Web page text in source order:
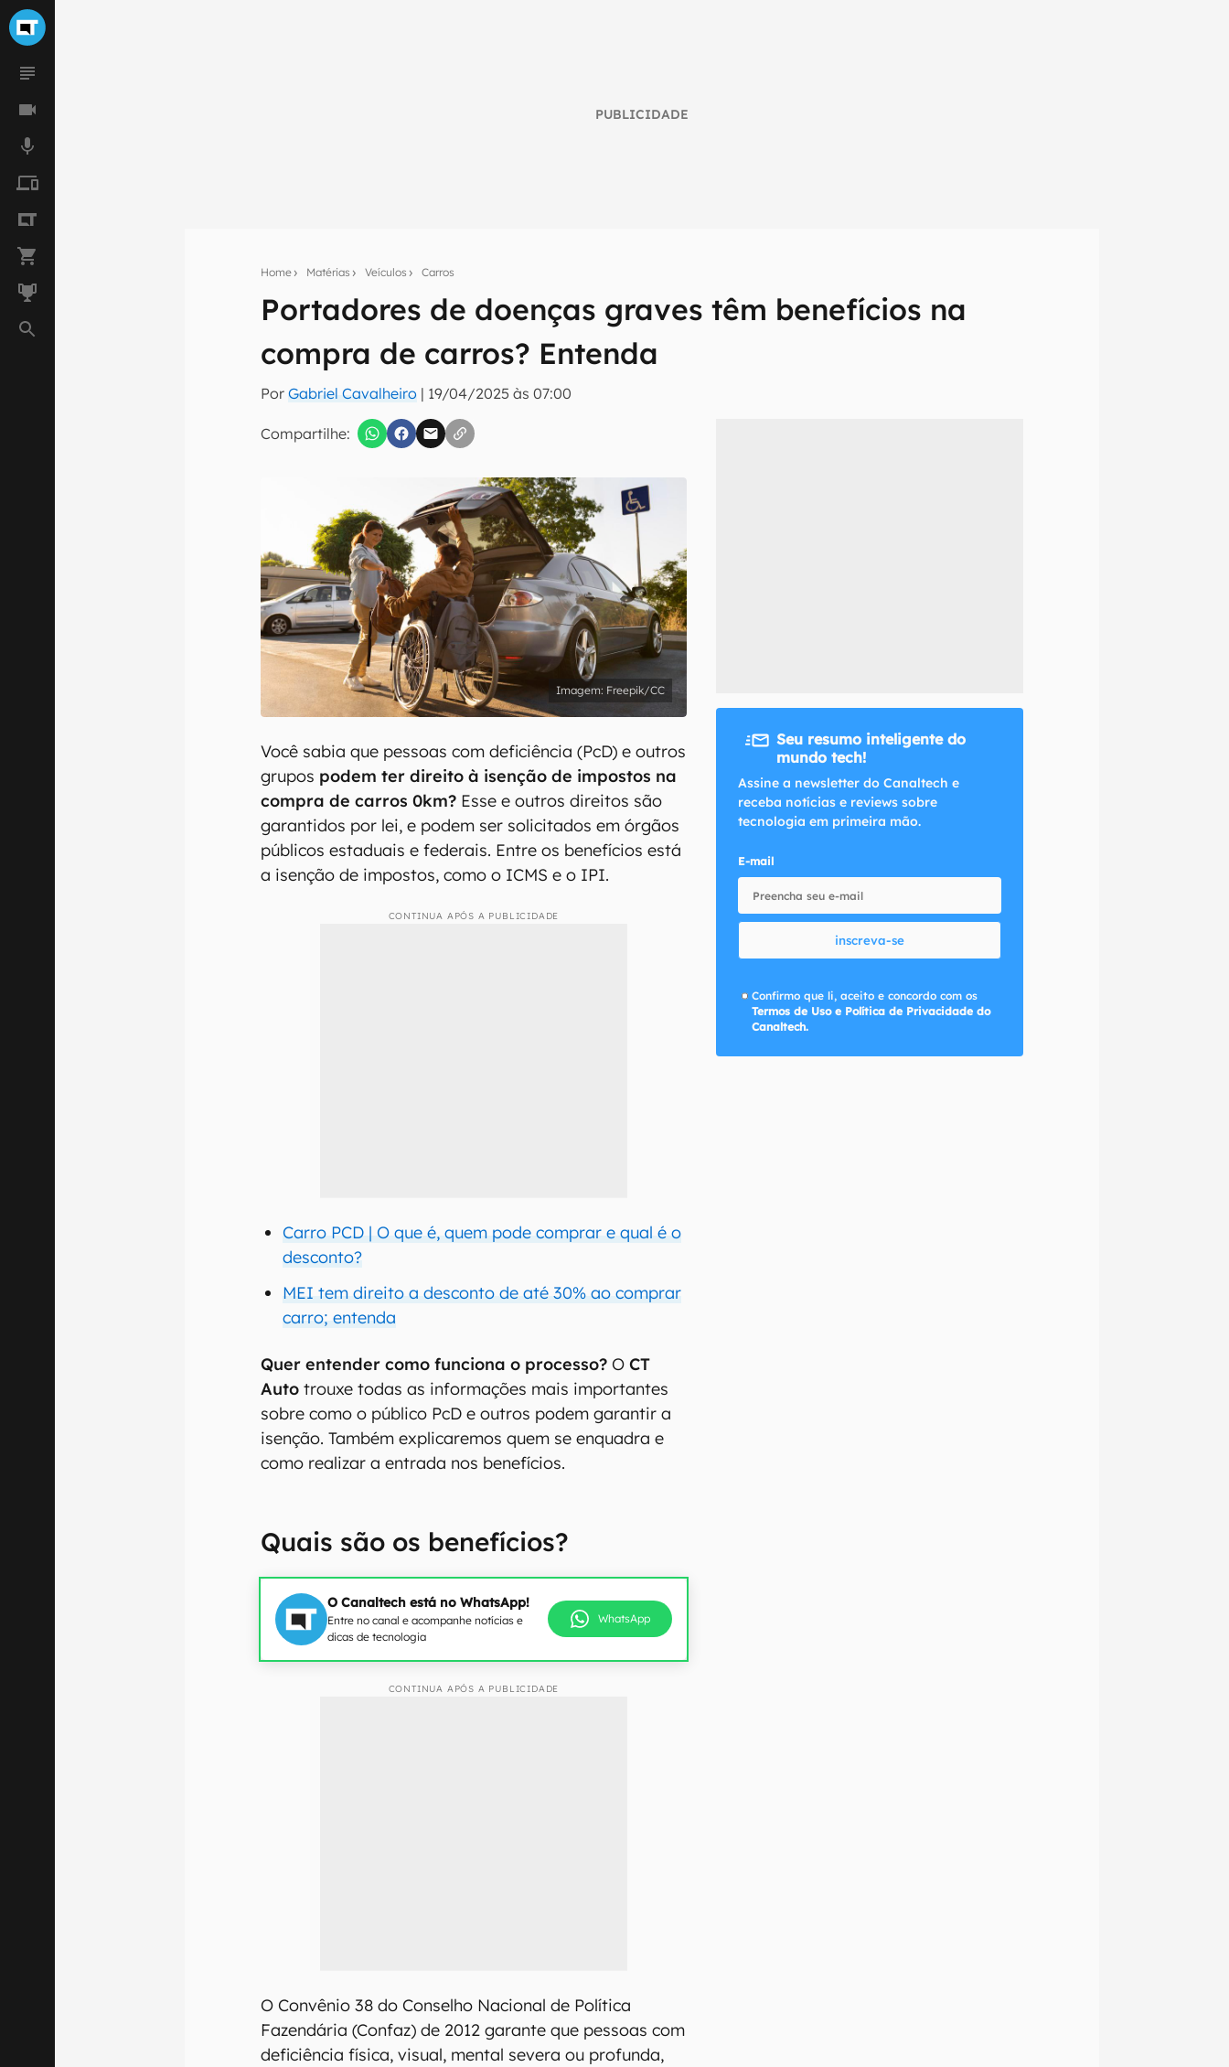
PUBLICIDADE
Home Matérias Veículos Carros
Portadores de doenças graves têm benefícios na
compra de carros? Entenda
PorGabriel Cavalheiro | 19/04/2025 às 07:00
Compartilhe:
Seu resumo inteligente do mundo tech!
Assine a newsletter do Canaltech e receba notícias e reviews sobre tecnologia em primeira
inscreva-se
Confirmo que li, aceito e concordo com os Termos de Uso e Política de Privacidade do Canaltech.
Freepik/CC
Você sabia que pessoas com deficiência (PcD) e outros
grupos podem ter direito à isenção de impostos na
compra de carros 0km? Esse e outros direitos são
garantidos por lei, e podem ser solicitados em órgãos
públicos estaduais e federais. Entre os benefícios está
a isenção de impostos, como o ICMS e o IPI.
CONTINUA APÓS A PUBLICIDADE
Carro PCD | O que é, quem pode comprar e qual é o
desconto?
MEI tem direito a desconto de até 30% ao comprar
carro; entenda
Quer entender como funciona o processo? OCT
Auto trouxe todas as informações mais importantes
sobre como o público PcD e outros podem garantir a
isenção. Também explicaremos quem se enquadra e
como realizar a entrada nos benefícios.
Quais são os benefícios?
O Canaltech está no WhatsApp!
Entre no canal e acompanhe notícias e
dicas de tecnologia
WhatsApp
CONTINUA APÓS A PUBLICIDADE
O Convênio 38 do Conselho Nacional de Política
Fazendária (Confaz) de 2012 garante que pessoas com
deficiência física, visual, mental severa ou profunda,
Seu resumo inteligente do
mundo tech!
Assine a newsletter do Canaltech e
receba notícias e reviews sobre
tecnologia em primeira mão.
E-mail
inscreva-se
Confirmo que li, aceito e concordo com os
Termos de Uso e Política de Privacidade do
Canaltech.